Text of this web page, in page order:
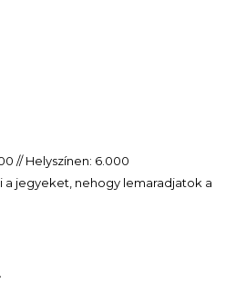
// Helyszínen: 6.000
a jegyeket, nehogy lemaradjatok a